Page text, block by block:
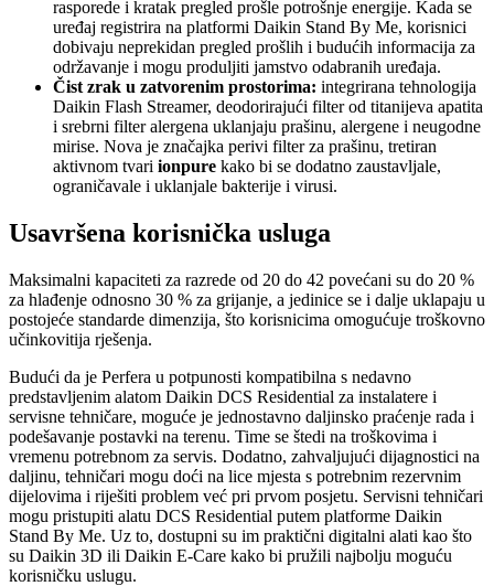
rasporede i kratak pregled prošle potrošnje energije. Kada se
uređaj registrira na platformi Daikin Stand By Me, korisnici
dobivaju neprekidan pregled prošlih i budućih informacija za
održavanje i mogu produljiti jamstvo odabranih uređaja.
Čist zrak u zatvorenim prostorima: integrirana tehnologija
Daikin Flash Streamer, deodorirajući filter od titanijeva apatita
i srebrni filter alergena uklanjaju prašinu, alergene i neugodne
mirise. Nova je značajka perivi filter za prašinu, tretiran
aktivnom tvari ionpure kako bi se dodatno zaustavljale,
ograničavale i uklanjale bakterije i virusi.
Usavršena korisnička usluga
Maksimalni kapaciteti za razrede od 20 do 42 povećani su do 20 %
za hlađenje odnosno 30 % za grijanje, a jedinice se i dalje uklapaju u
postojeće standarde dimenzija, što korisnicima omogućuje troškovno
učinkovitija rješenja.
Budući da je Perfera u potpunosti kompatibilna s nedavno
predstavljenim alatom Daikin DCS Residential za instalatere i
servisne tehničare, moguće je jednostavno daljinsko praćenje rada i
podešavanje postavki na terenu. Time se štedi na troškovima i
vremenu potrebnom za servis. Dodatno, zahvaljujući dijagnostici na
daljinu, tehničari mogu doći na lice mjesta s potrebnim rezervnim
dijelovima i riješiti problem već pri prvom posjetu. Servisni tehničari
mogu pristupiti alatu DCS Residential putem platforme Daikin
Stand By Me. Uz to, dostupni su im praktični digitalni alati kao što
su Daikin 3D ili Daikin E-Care kako bi pružili najbolju moguću
korisničku uslugu.